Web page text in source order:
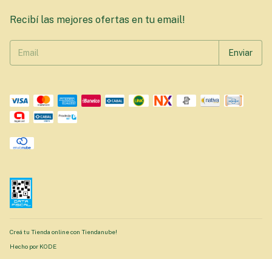
Recibí las mejores ofertas en tu email!
Creá tu Tienda online con Tiendanube!
Hecho por KODE